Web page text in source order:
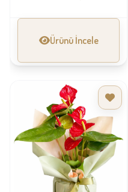
Ürünü İncele